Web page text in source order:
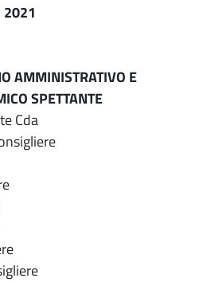
2021
AMMINISTRATIVO E
SPETTANTE
Cda